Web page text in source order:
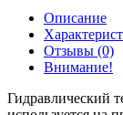
Описание
Отзывы (0)
Внимание!
Гидравлический